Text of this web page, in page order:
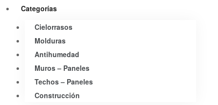
Categorías
Cielorrasos
Molduras
Antihumedad
Muros – Paneles
Techos – Paneles
Construcción